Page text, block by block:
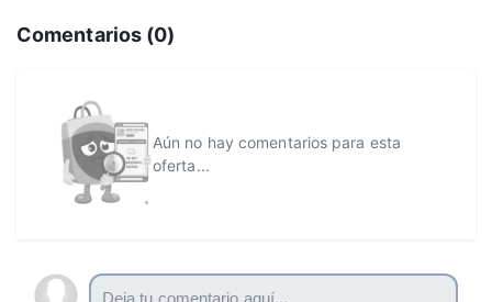
Comentarios (0)
Aún no hay comentarios para esta
oferta...